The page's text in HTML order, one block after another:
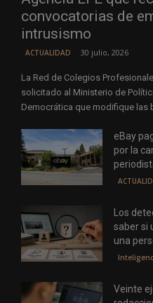
convocatorias de
intrusismo
ACTUALIDAD 30 julio, 2026
La Red de Colegios
solicitado al Ministerio de
Democrática que modifique las
eBay
por la
Los
saber si
una
Veinte